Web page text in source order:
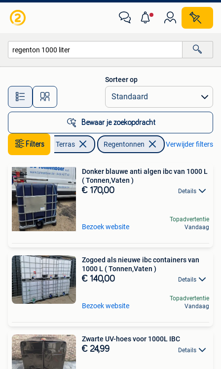
Alle afstanden…
Sorteer op
Bewaar je zoekopdracht
Filters
Tuin en Terras Regentonnen Verwijder filters
Donker blauwe anti algen ibc van 1000 L
( Tonnen,Vaten )
€ 170,00 Details
Bezoek website
Topadvertentie
Vandaag
Zogoed als nieuwe ibc containers van
1000 L ( Tonnen,Vaten )
€ 140,00 Details
Bezoek website
Topadvertentie
Vandaag
Zwarte UV-hoes voor 1000L IBC
€ 24,99 Details